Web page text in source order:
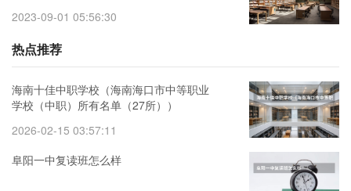
2023-09-01 05:56:30
热点推荐
海南十佳中职学校（海南海口市中等职业
学校（中职）所有名单（27所））
2026-02-15 03:57:11
阜阳一中复读班怎么样